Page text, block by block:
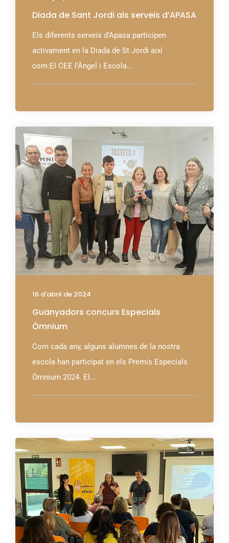
Diada de Sant Jordi als serveis d’APASA
Els diferents serveis d’Apasa participen
activament en la Diada de St Jordi així
com:El CEE l’Àngel i Escola...
16 d'abril de 2024
Guanyadors concurs Especials
Òmnium
Com cada any, alguns alumnes de la nostra
escola han participat en els Premis Especials
Òmnium 2024. El...